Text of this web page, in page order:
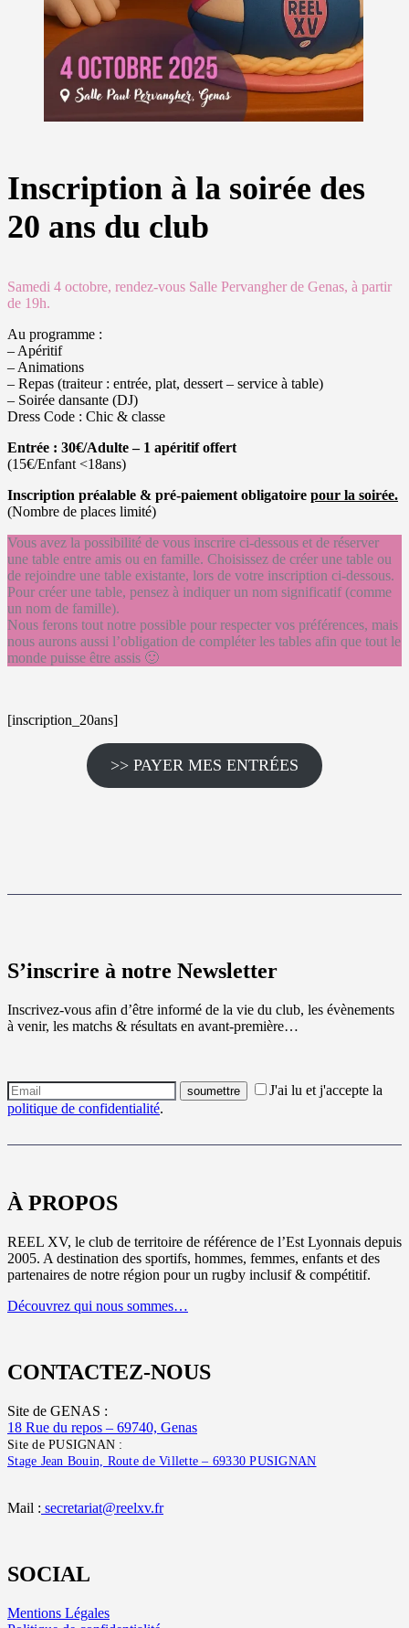
Inscription à la soirée des
20 ans du club
Samedi 4 octobre, rendez-vous Salle Pervangher de Genas, à partir
de 19h.
Au programme :
– Apéritif
– Animations
– Repas (traiteur : entrée, plat, dessert – service à table)
– Soirée dansante (DJ)
Dress Code : Chic & classe
Entrée : 30€/Adulte – 1 apéritif offert
(15€/Enfant <18ans)
Inscription préalable & pré-paiement obligatoire pour la soirée.
(Nombre de places limité)
Vous avez la possibilité de vous inscrire ci-dessous et de réserver
une table entre amis ou en famille. Choisissez de créer une table ou
de rejoindre une table existante, lors de votre inscription ci-dessous.
Pour créer une table, pensez à indiquer un nom significatif (comme
un nom de famille).
Nous ferons tout notre possible pour respecter vos préférences, mais
nous aurons aussi l’obligation de compléter les tables afin que tout le
monde puisse être assis 🙂
[inscription_20ans]
>> PAYER MES ENTRÉES
S’inscrire à notre Newsletter
Inscrivez-vous afin d’être informé de la vie du club, les évènements
à venir, les matchs & résultats en avant-première…
J'ai lu et j'accepte la
politique de confidentialité.
À PROPOS
REEL XV, le club de territoire de référence de l’Est Lyonnais depuis
2005. A destination des sportifs, hommes, femmes, enfants et des
partenaires de notre région pour un rugby inclusif & compétitif.
Découvrez qui nous sommes…
CONTACTEZ-NOUS
Site de GENAS :
18 Rue du repos – 69740, Genas
Site de PUSIGNAN :
Stage Jean Bouin, Route de Villette – 69330 PUSIGNAN
Mail : secretariat@reelxv.fr
SOCIAL
Mentions Légales